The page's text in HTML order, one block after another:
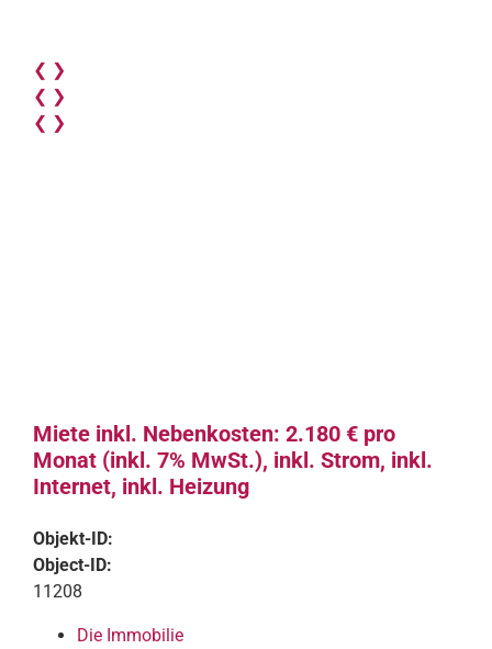
❮ ❯
❮ ❯
❮ ❯
Miete inkl. Nebenkosten: 2.180 € pro
Monat (inkl. 7% MwSt.), inkl. Strom, inkl.
Internet, inkl. Heizung
Objekt-ID:
Object-ID:
11208
Die Immobilie